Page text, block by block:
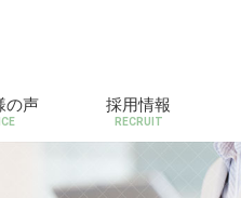
の声 採用情報
RECRUIT